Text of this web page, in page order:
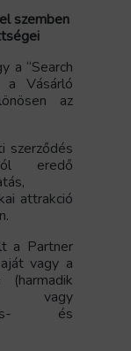
szemben
a “Search
Vásárló
az
szerződés
eredő
attrakció
a Partner
vagy a
vagy
és